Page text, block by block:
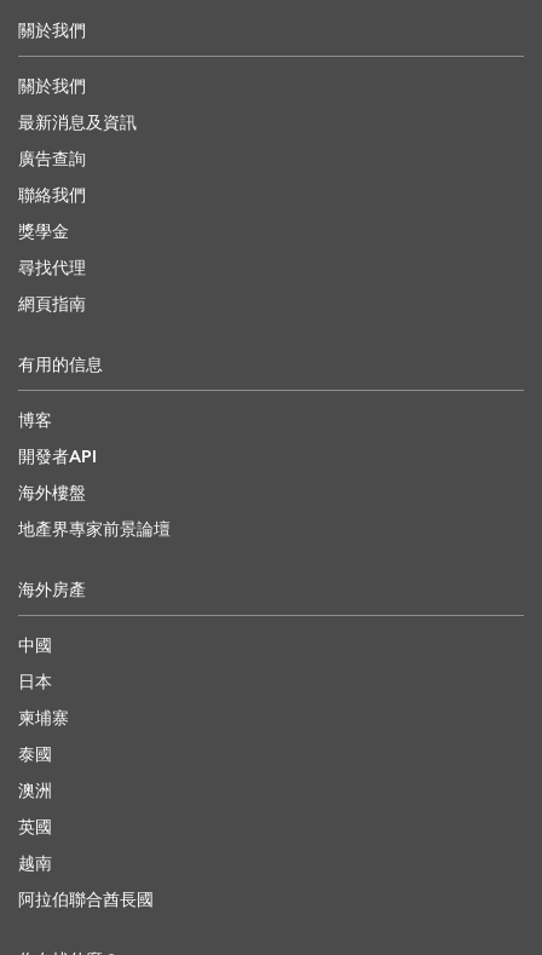
關於我們
關於我們
最新消息及資訊
廣告查詢
聯絡我們
獎學金
尋找代理
網頁指南
有用的信息
博客
開發者API
海外樓盤
地產界專家前景論壇
海外房產
中國
日本
柬埔寨
泰國
澳洲
英國
越南
阿拉伯聯合酋長國